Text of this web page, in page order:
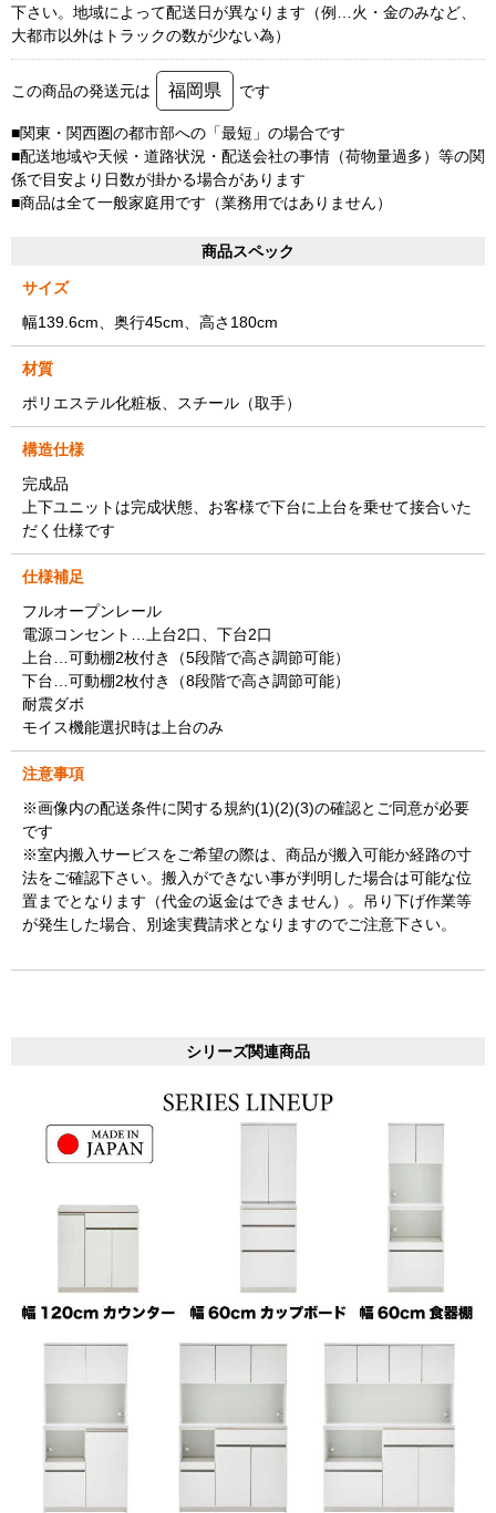
下さい。地域によって配送日が異なります（例…火・金のみなど、
大都市以外はトラックの数が少ない為）
この商品の発送元は 福岡県 です
■関東・関西圏の都市部への「最短」の場合です
■配送地域や天候・道路状況・配送会社の事情（荷物量過多）等の関
係で目安より日数が掛かる場合があります
■商品は全て一般家庭用です（業務用ではありません）
商品スペック
サイズ
幅139.6cm、奥行45cm、高さ180cm
材質
ポリエステル化粧板、スチール（取手）
構造仕様
完成品
上下ユニットは完成状態、お客様で下台に上台を乗せて接合いた
だく仕様です
仕様補足
フルオープンレール
電源コンセント…上台2口、下台2口
上台…可動棚2枚付き（5段階で高さ調節可能）
下台…可動棚2枚付き（8段階で高さ調節可能）
耐震ダボ
モイス機能選択時は上台のみ
注意事項
※画像内の配送条件に関する規約(1)(2)(3)の確認とご同意が必要
です
※室内搬入サービスをご希望の際は、商品が搬入可能か経路の寸
法をご確認下さい。搬入ができない事が判明した場合は可能な位
置までとなります（代金の返金はできません）。吊り下げ作業等
が発生した場合、別途実費請求となりますのでご注意下さい。
シリーズ関連商品